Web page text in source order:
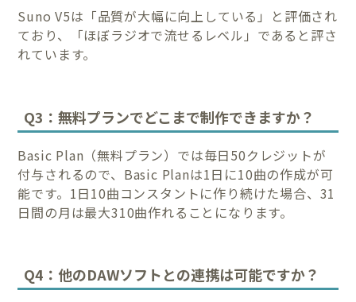
Suno V5は「品質が大幅に向上している」と評価され
ており、「ほぼラジオで流せるレベル」であると評さ
れています。
Q3：無料プランでどこまで制作できますか？
Basic Plan（無料プラン）では毎日50クレジットが
付与されるので、Basic Planは1日に10曲の作成が可
能です。1日10曲コンスタントに作り続けた場合、31
日間の月は最大310曲作れることになります。
Q4：他のDAWソフトとの連携は可能ですか？